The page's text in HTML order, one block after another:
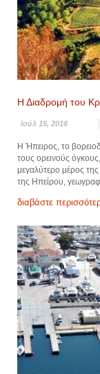
Η Διαδρομή του
Ιούλ 15, 2016
Η Ήπειρος, το
τους ορεινούς
μεγαλύτερο μέρος
της Ηπείρου,
διαβάστε